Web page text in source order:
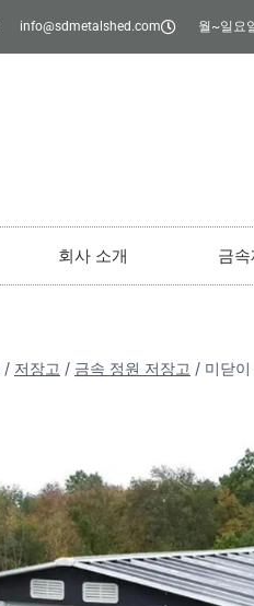
info@sdmetalshed.com 월~일요
회사 소개 금
/ 저장고 / 금속 정원 저장고 / 미닫